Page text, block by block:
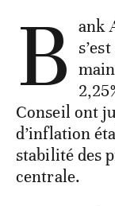
B ank
Conseil ont
d’inflation
stabilité des
centrale.